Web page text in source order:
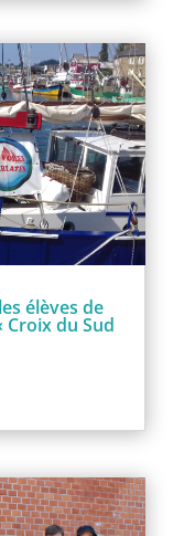
élèves de
Croix du Sud